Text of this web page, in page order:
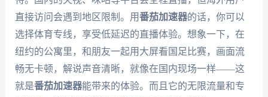
直接访问会遇到地区限制。用番茄加速器的话，你可以
选择体育专线，享受低延迟的直播体验。想象一下，在
纽约的公寓里，和朋友一起用大屏看国足比赛，画面流
畅无卡顿，解说声音清晰，就像在国内现场一样——这
就是番茄加速器能带来的体验。而且它的无限流量和专